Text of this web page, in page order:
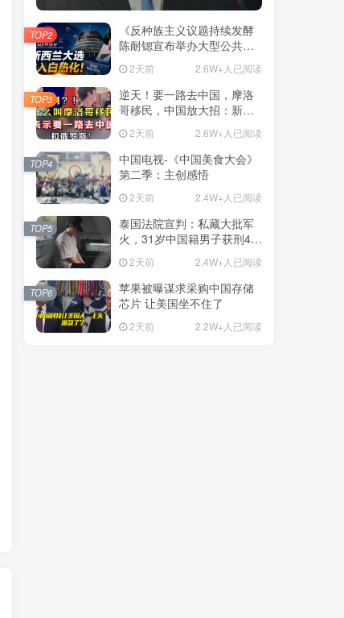
《反种族主义议题持续发酵
陈耐锶宣布举办大型公共会
席》——新西兰大选进入白
热化阶段 种族关系与对华政
策再成选战焦点
2天前 2.6W+人已阅读
TOP2
逆天！要一路去中国，摩洛
哥移民，中国放大招：新规
2天前 2.6W+人已阅读
TOP3
中国电视-《中国美食大会》
第二季：主创感悟
2天前 2.4W+人已阅读
TOP4
泰国法院宣判：私藏大批军
火，31岁中国籍男子获刑46
2天前 2.4W+人已阅读
TOP5
苹果被曝谋求采购中国存储
芯片 让美国坐不住了
2天前 2.2W+人已阅读
TOP6